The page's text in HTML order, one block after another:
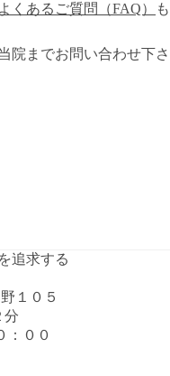
よくあるご質問（FAQ）
も
院までお問い合わせ下さ
追求する
１０５
分
：００